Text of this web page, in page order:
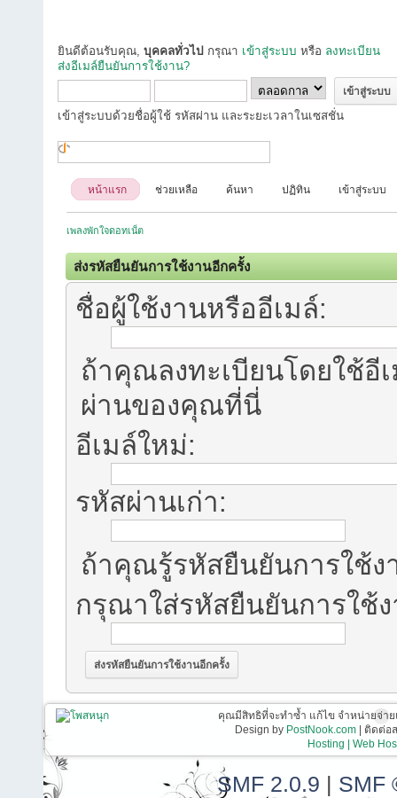
ยินดีต้อนรับคุณ, บุคคลทั่วไป กรุณา เข้าสู่ระบบ หรือ ลงทะเบียน
ส่งอีเมล์ยืนยันการใช้งาน?
เข้าสู่ระบบด้วยชื่อผู้ใช้ รหัสผ่าน และระยะเวลาในเซสชั่น
หน้าแรก ช่วยเหลือ ค้นหา ปฏิทิน เข้าสู่ระบบ
เพลงพักใจดอทเน็ต
ส่งรหัสยืนยันการใช้งานอีกครั้ง
ชื่อผู้ใช้งานหรืออีเมล์:
ถ้าคุณลงทะเบียนโดยใช้อี
ผ่านของคุณที่นี่
อีเมล์ใหม่:
รหัสผ่านเก่า:
ถ้าคุณรู้รหัสยืนยันการใช้
กรุณาใส่รหัสยืนยันการใช้
คุณมีสิทธิที่จะทำซ้ำ แก้ไข จำหน่ายจ่า
Design by PostNook.com| ติดต่อส
Hosting | Web
SMF 2.0.9 | SMF